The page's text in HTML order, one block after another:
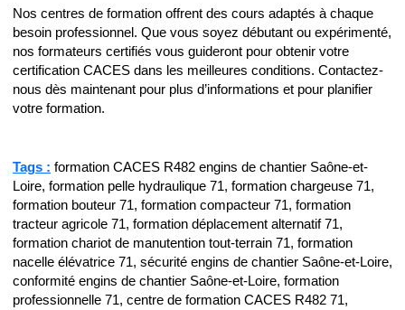
Nos centres de formation offrent des cours adaptés à chaque
besoin professionnel. Que vous soyez débutant ou expérimenté,
nos formateurs certifiés vous guideront pour obtenir votre
certification CACES dans les meilleures conditions. Contactez-
nous dès maintenant pour plus d’informations et pour planifier
votre formation.
Tags : formation CACES R482 engins de chantier Saône-et-
Loire, formation pelle hydraulique 71, formation chargeuse 71,
formation bouteur 71, formation compacteur 71, formation
tracteur agricole 71, formation déplacement alternatif 71,
formation chariot de manutention tout-terrain 71, formation
nacelle élévatrice 71, sécurité engins de chantier Saône-et-Loire,
conformité engins de chantier Saône-et-Loire, formation
professionnelle 71, centre de formation CACES R482 71,